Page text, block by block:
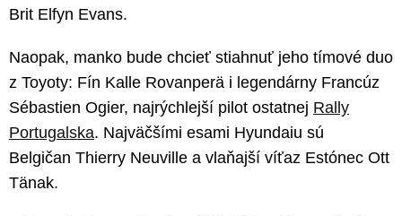
Brit Elfyn Evans.
Naopak, manko bude chcieť stiahnuť jeho tímové duo
z Toyoty: Fín Kalle Rovanperä i legendárny Francúz
Sébastien Ogier, najrýchlejší pilot ostatnej Rally
Portugalska. Najväčšími esami Hyundaiu sú
Belgičan Thierry Neuville a vlaňajší víťaz Estónec Ott
Tänak.